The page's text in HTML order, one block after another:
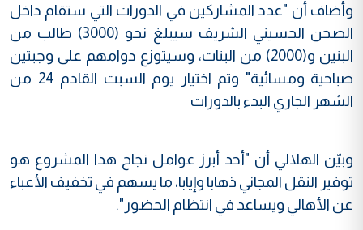
وأضاف أن "عدد المشاركين في الدورات التي ستقام داخل
الصحن الحسيني الشريف سيبلغ نحو (3000) طالب من
البنين و(2000) من البنات، وسيتوزع دوامهم على وجبتين
صباحية ومسائية" وتم اختيار يوم السبت القادم 24 من
الشهر الجاري البدء بالدورات
وبيّن الهلالي أن "أحد أبرز عوامل نجاح هذا المشروع هو
توفير النقل المجاني ذهابا وإيابا، ما يسهم في تخفيف الأعباء
عن الأهالي ويساعد في انتظام الحضور".